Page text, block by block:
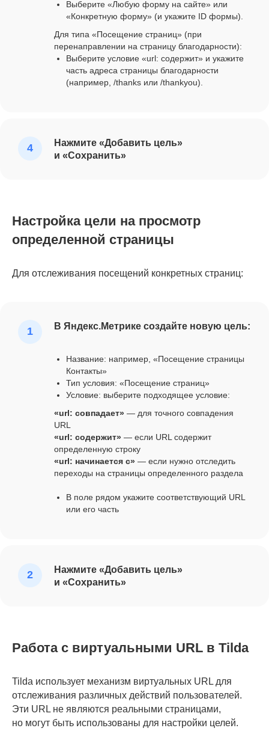
Выберите «Любую форму на сайте» или
«Конкретную форму» (и укажите ID формы).
Для типа «Посещение страниц» (при
перенаправлении на страницу благодарности):
Выберите условие «url: содержит» и укажите
часть адреса страницы благодарности
(например, /thanks или /thankyou).
Нажмите «Добавить цель»
и «Сохранить»
Настройка цели на просмотр
определенной страницы
Для отслеживания посещений конкретных страниц:
В Яндекс.Метрике создайте новую цель:
Название: например, «Посещение страницы
Контакты»
Тип условия: «Посещение страниц»
Условие: выберите подходящее условие:
«url: совпадает» — для точного совпадения
URL
«url: содержит» — если URL содержит
определенную строку
«url: начинается с» — если нужно отследить
переходы на страницы определенного раздела
В поле рядом укажите соответствующий URL
или его часть
Нажмите «Добавить цель»
и «Сохранить»
Работа с виртуальными URL в Tilda
Tilda использует механизм виртуальных URL для
отслеживания различных действий пользователей.
Эти URL не являются реальными страницами,
но могут быть использованы для настройки целей.